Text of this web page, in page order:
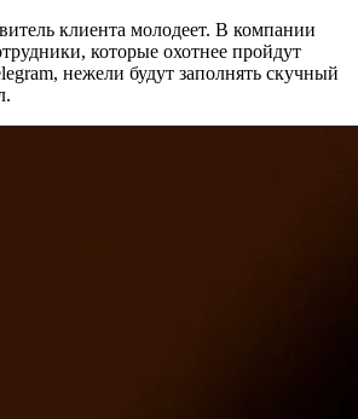
клиента молодеет. В компании
которые охотнее пройдут
нежели будут заполнять скучный